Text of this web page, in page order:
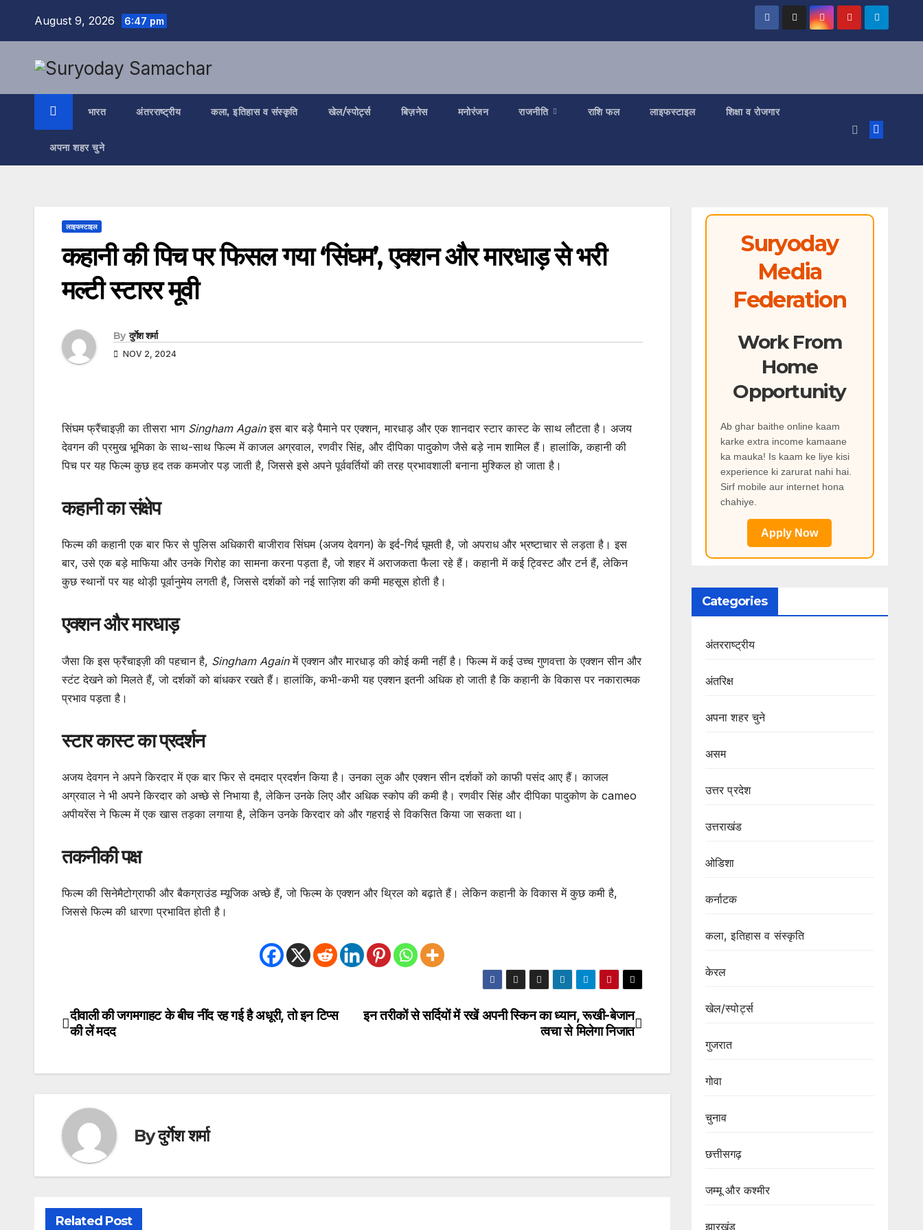
August 9, 2026 6:47 pm
भारत अंतरराष्ट्रीय कला, इतिहास व संस्कृति खेल/स्पोर्ट्स बिज़नेस मनोरंजन राजनीति राशि फल लाइफस्टाइल शिक्षा व रोजगार
अपना शहर चुने
लाइफस्टाइल
कहानी की पिच पर फिसल गया ‘सिंघम’, एक्शन और मारधाड़ से भरी
मल्टी स्टारर मूवी
By दुर्गेश शर्मा
NOV 2, 2024
सिंघम फ्रैंचाइज़ी का तीसरा भाग Singham Againइस बार बड़े पैमाने पर एक्शन, मारधाड़ और एक शानदार स्टार कास्ट के साथ लौटता है। अजय
देवगन की प्रमुख भूमिका के साथ-साथ फिल्म में काजल अग्रवाल, रणवीर सिंह, और दीपिका पादुकोण जैसे बड़े नाम शामिल हैं। हालांकि, कहानी की
पिच पर यह फिल्म कुछ हद तक कमजोर पड़ जाती है, जिससे इसे अपने पूर्ववर्तियों की तरह प्रभावशाली बनाना मुश्किल हो जाता है।
कहानी का संक्षेप
फिल्म की कहानी एक बार फिर से पुलिस अधिकारी बाजीराव सिंघम (अजय देवगन) के इर्द-गिर्द घूमती है, जो अपराध और भ्रष्टाचार से लड़ता है। इस
बार, उसे एक बड़े माफिया और उनके गिरोह का सामना करना पड़ता है, जो शहर में अराजकता फैला रहे हैं। कहानी में कई ट्विस्ट और टर्न हैं, लेकिन
कुछ स्थानों पर यह थोड़ी पूर्वानुमेय लगती है, जिससे दर्शकों को नई साज़िश की कमी महसूस होती है।
एक्शन और मारधाड़
जैसा कि इस फ्रैंचाइज़ी की पहचान है, Singham Againमें एक्शन और मारधाड़ की कोई कमी नहीं है। फिल्म में कई उच्च गुणवत्ता के एक्शन सीन और
स्टंट देखने को मिलते हैं, जो दर्शकों को बांधकर रखते हैं। हालांकि, कभी-कभी यह एक्शन इतनी अधिक हो जाती है कि कहानी के विकास पर नकारात्मक
प्रभाव पड़ता है।
स्टार कास्ट का प्रदर्शन
अजय देवगन ने अपने किरदार में एक बार फिर से दमदार प्रदर्शन किया है। उनका लुक और एक्शन सीन दर्शकों को काफी पसंद आए हैं। काजल
अग्रवाल ने भी अपने किरदार को अच्छे से निभाया है, लेकिन उनके लिए और अधिक स्कोप की कमी है। रणवीर सिंह और दीपिका पादुकोण के cameo
अपीयरेंस ने फिल्म में एक खास तड़का लगाया है, लेकिन उनके किरदार को और गहराई से विकसित किया जा सकता था।
तकनीकी पक्ष
फिल्म की सिनेमैटोग्राफी और बैकग्राउंड म्यूजिक अच्छे हैं, जो फिल्म के एक्शन और थ्रिल को बढ़ाते हैं। लेकिन कहानी के विकास में कुछ कमी है,
जिससे फिल्म की धारणा प्रभावित होती है।
Post
इन तरीकों से सर्दियों में रखें अपनी स्किन का ध्यान, रूखी-बेजान
त्वचा से मिलेगा निजात
दीवाली की जगमगाहट के बीच नींद रह गई है अधूरी, तो इन टिप्स
की लें मदद
Byदुर्गेश शर्मा
Related Post
Suryoday
Media
Federation
Work From
Home
Opportunity
Ab ghar baithe online kaam
karke extra income kamaane
ka mauka! Is kaam ke liye kisi
experience ki zarurat nahi hai.
Sirf mobile aur internet hona
chahiye.
Apply Now
Categories
अंतरराष्ट्रीय
अंतरिक्ष
अपना शहर चुने
असम
उत्तर प्रदेश
उत्तराखंड
ओडिशा
कर्नाटक
कला, इतिहास व संस्कृति
केरल
खेल/स्पोर्ट्स
गुजरात
गोवा
चुनाव
छत्तीसगढ़
जम्मू और कश्मीर
झारखंड